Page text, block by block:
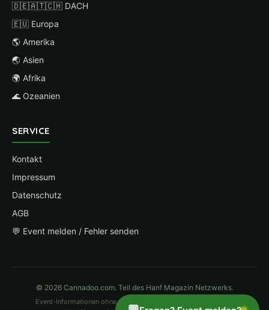
🇩🇪🇦🇹🇨🇭 DACH
🇪🇺 Europa
🌎 Amerika
🌏 Asien
🌍 Afrika
🌊 Ozeanien
SERVICE
Kontakt
Impressum
Datenschutz
AGB
💬 Event melden / Fehler senden
© 2026 Cannadoo.com. Teil des Hanf Magazin Netzwerks.
Event-Informationen ohne Gewähr. Änderungen vorbehalten. Bei